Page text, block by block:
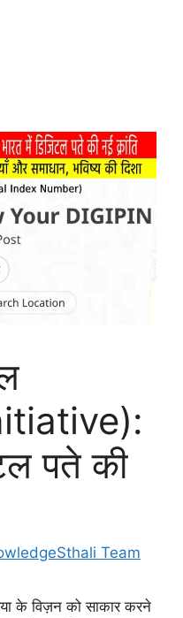
पते की
Team
के विज़न को साकार करने